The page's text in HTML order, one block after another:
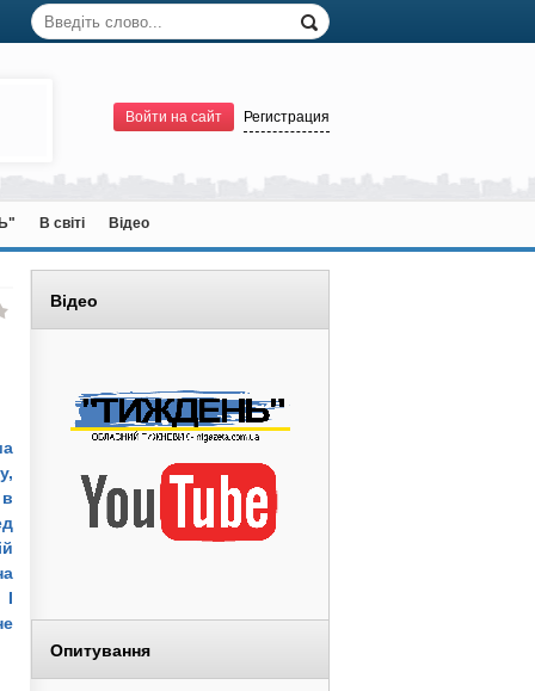
Войти на сайт Регистрация
В світі Відео
І
Відео
Опитування